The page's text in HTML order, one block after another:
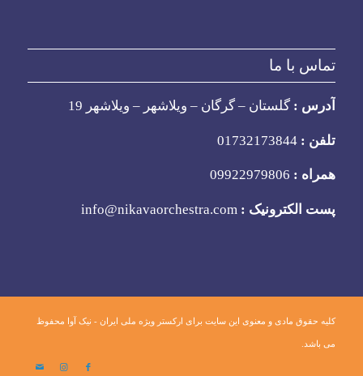
تماس با ما
آدرس : گلستان – گرگان – ویلاشهر – ویلاشهر 19
تلفن :
همراه :
پست الکترونیک :
کلیه حقوق مادی و معنوی این سایت برای ارکستر ویژه ملی ایران - نیک آوا محفوظ
می باشد.